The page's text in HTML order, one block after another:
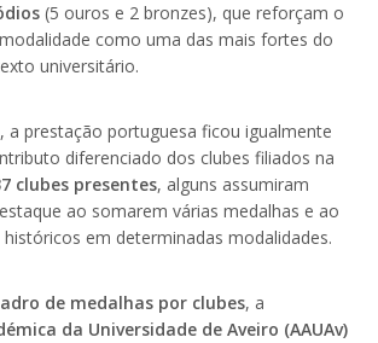
(5 ouros e 2 bronzes), que reforçam o
como uma das mais fortes do
universitário.
a prestação portuguesa ficou igualmente
diferenciado dos clubes filiados na
clubes presentes, alguns assumiram
ao somarem várias medalhas e ao
em determinadas modalidades.
de medalhas por clubes, a
da Universidade de Aveiro (AAUAv)